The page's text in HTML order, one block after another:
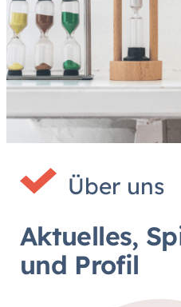
Über uns
Aktuelles,
und Profil